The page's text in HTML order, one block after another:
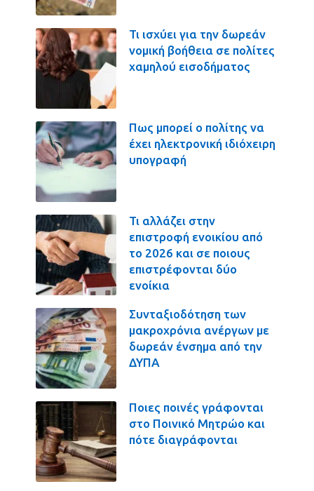
Τι ισχύει για την δωρεάν
νομική βοήθεια σε πολίτες
χαμηλού εισοδήματος
Πως μπορεί ο πολίτης να
έχει ηλεκτρονική ιδιόχειρη
υπογραφή
Τι αλλάζει στην
επιστροφή ενοικίου από
το 2026 και σε ποιους
επιστρέφονται δύο
ενοίκια
Συνταξιοδότηση των
μακροχρόνια ανέργων με
δωρεάν ένσημα από την
ΔΥΠΑ
Ποιες ποινές γράφονται
στο Ποινικό Μητρώο και
πότε διαγράφονται